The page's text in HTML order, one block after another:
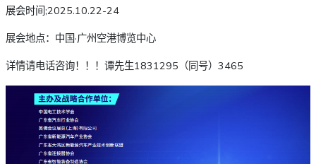
展会时间;2025.10.22-24
展会地点：中国·广州空港博览中心
详情请电话咨询！！！谭先生1831295（同号）3465